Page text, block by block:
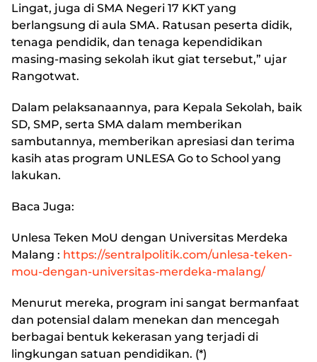
Lingat, juga di SMA Negeri 17 KKT yang
berlangsung di aula SMA. Ratusan peserta didik,
tenaga pendidik, dan tenaga kependidikan
masing-masing sekolah ikut giat tersebut,” ujar
Rangotwat.
Dalam pelaksanaannya, para Kepala Sekolah, baik
SD, SMP, serta SMA dalam memberikan
sambutannya, memberikan apresiasi dan terima
kasih atas program UNLESA Go to School yang
lakukan.
Baca Juga:
Unlesa Teken MoU dengan Universitas Merdeka
Malang : https://sentralpolitik.com/unlesa-teken-
mou-dengan-universitas-merdeka-malang/
Menurut mereka, program ini sangat bermanfaat
dan potensial dalam menekan dan mencegah
berbagai bentuk kekerasan yang terjadi di
lingkungan satuan pendidikan. (*)